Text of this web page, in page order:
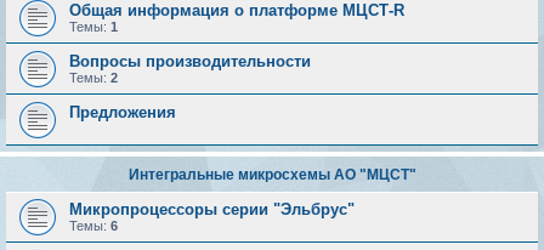
Общая информация о платформе МЦСТ-R
Темы: 1
Вопросы производительности
Темы: 2
Предложения
Интегральные микросхемы АО "МЦСТ"
Микропроцессоры серии "Эльбрус"
Темы: 6